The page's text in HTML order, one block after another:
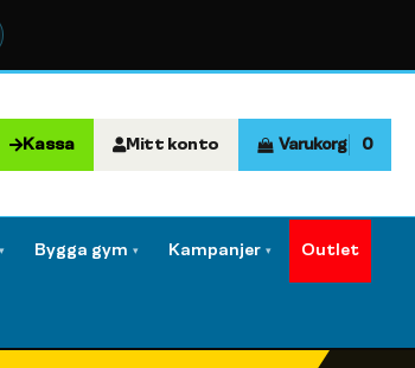
Kassa Mitt konto Varukorg 0
▾ Bygga gym ▾ Kampanjer ▾ Outlet